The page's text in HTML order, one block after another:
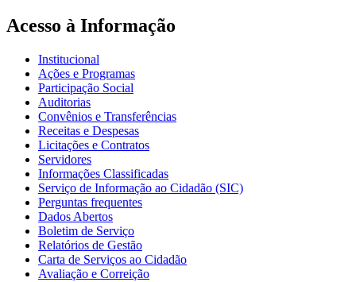
Acesso à Informação
Institucional
Ações e Programas
Participação Social
Auditorias
Convênios e Transferências
Receitas e Despesas
Licitações e Contratos
Servidores
Informações Classificadas
Serviço de Informação ao Cidadão (SIC)
Perguntas frequentes
Dados Abertos
Boletim de Serviço
Relatórios de Gestão
Carta de Serviços ao Cidadão
Avaliação e Correição